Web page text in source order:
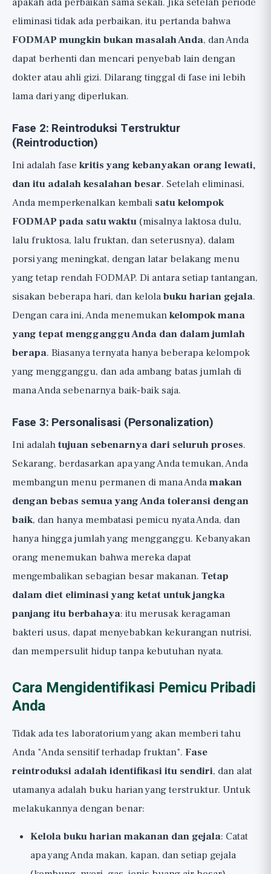
eliminasi tidak ada perbaikan, itu pertanda bahwa
FODMAP mungkin bukan masalah Anda, dan Anda
dapat berhenti dan mencari penyebab lain dengan
dokter atau ahli gizi. Dilarang tinggal di fase ini lebih
lama dari yang diperlukan.
Fase 2: Reintroduksi Terstruktur
(Reintroduction)
Ini adalah fase kritis yang kebanyakan orang lewati,
dan itu adalah kesalahan besar. Setelah eliminasi,
Anda memperkenalkan kembali satu kelompok
FODMAP pada satu waktu (misalnya laktosa dulu,
lalu fruktosa, lalu fruktan, dan seterusnya), dalam
porsi yang meningkat, dengan latar belakang menu
yang tetap rendah FODMAP. Di antara setiap tantangan,
sisakan beberapa hari, dan kelolabuku harian gejala.
Dengan cara ini, Anda menemukankelompok mana
yang tepat mengganggu Anda dan dalam jumlah
berapa. Biasanya ternyata hanya beberapa kelompok
yang mengganggu, dan ada ambang batas jumlah di
mana Anda sebenarnya baik-baik saja.
Fase 3: Personalisasi (Personalization)
Ini adalahtujuan sebenarnya dari seluruh proses.
Sekarang, berdasarkan apa yang Anda temukan, Anda
membangun menu permanen di mana Andamakan
dengan bebas semua yang Anda toleransi dengan
baik, dan hanya membatasi pemicu nyata Anda, dan
hanya hingga jumlah yang mengganggu. Kebanyakan
orang menemukan bahwa mereka dapat
mengembalikan sebagian besar makanan. Tetap
dalam diet eliminasi yang ketat untuk jangka
panjang itu berbahaya: itu merusak keragaman
bakteri usus, dapat menyebabkan kekurangan nutrisi,
dan mempersulit hidup tanpa kebutuhan nyata.
Cara Mengidentifikasi Pemicu Pribadi
Anda
Tidak ada tes laboratorium yang akan memberi tahu
Anda "Anda sensitif terhadap fruktan". Fase
reintroduksi adalah identifikasi itu sendiri, dan alat
utamanya adalah buku harian yang terstruktur. Untuk
melakukannya dengan benar:
Kelola buku harian makanan dan gejala: Catat
apa yang Anda makan, kapan, dan setiap gejala